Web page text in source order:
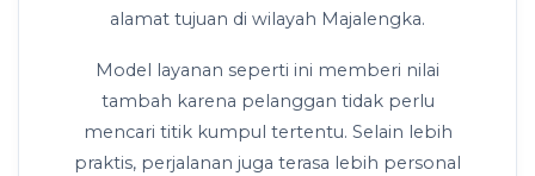
alamat tujuan di wilayah Majalengka.
Model layanan seperti ini memberi nilai
tambah karena pelanggan tidak perlu
mencari titik kumpul tertentu. Selain lebih
praktis, perjalanan juga terasa lebih personal